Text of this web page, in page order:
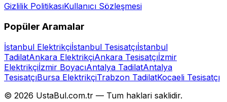
Gizlilik PolitikasıKullanıcı Sözleşmesi
Popüler Aramalar
İstanbul Elektrikçiİstanbul Tesisatçıİstanbul
TadilatAnkara ElektrikçiAnkara Tesisatçıİzmir
Elektrikçiİzmir BoyacıAntalya TadilatAntalya
TesisatçıBursa ElektrikçiTrabzon TadilatKocaeli Tesisatçı
© 2026 UstaBul.com.tr — Tum haklari saklidir.